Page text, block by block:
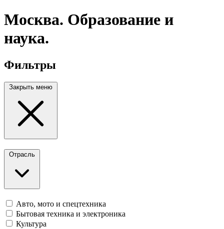
Москва. Образование и
наука.
Фильтры
Закрыть меню
Отрасль
Авто, мото и спецтехника
Бытовая техника и электроника
Культура